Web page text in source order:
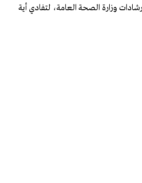
وزارة الصحة العامة، لتفادي أية